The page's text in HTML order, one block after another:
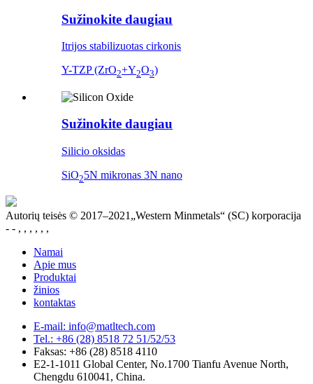
Sužinokite daugiau
Itrijos stabilizuotas cirkonis
Y-TZP (ZrO2+Y2O3)
Sužinokite daugiau
Silicio oksidas
SiO25N mikronas 3N nano
Autorių teisės © 2017–2021„Western Minmetals“ (SC) korporacija
- - , , , , , ,
Namai
Apie mus
Produktai
žinios
kontaktas
E-mail: info@matltech.com
Tel.: +86 (28) 8518 72 51/52/53
Faksas: +86 (28) 8518 4110
E2-1-1011 Global Center, No.1700 Tianfu Avenue North,
Chengdu 610041, China.